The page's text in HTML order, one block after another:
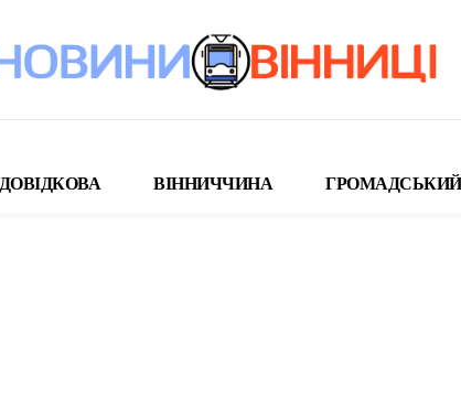
ДОВІДКОВА ВІННИЧЧИНА